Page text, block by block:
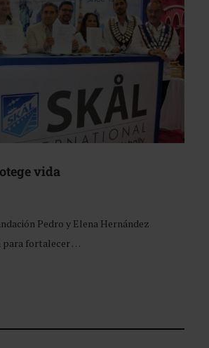
vida
Pedro y Elena Hernández
para fortalecer …